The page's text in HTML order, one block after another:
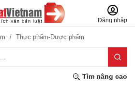
Đăng nhập
Thực phẩm-Dược phẩm
Tìm nâng cao